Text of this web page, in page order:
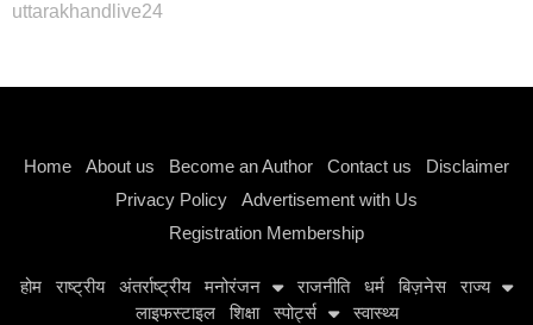
uttarakhandlive24
Home About us Become an Author Contact us
Disclaimer
Privacy Policy
Advertisement with Us
Registration Membership
होम राष्ट्रीय अंतर्राष्ट्रीय मनोरंजन राजनीति धर्म बिज़नेस
राज्य
लाइफस्टाइल
शिक्षा स्पोर्ट्स स्वास्थ्य